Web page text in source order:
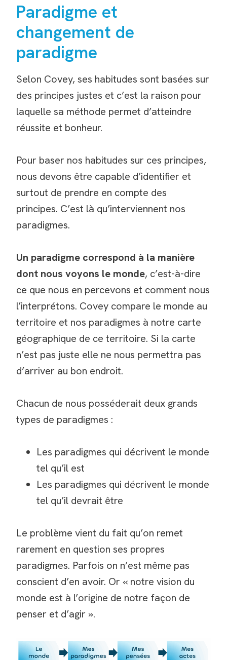
Paradigme et
changement de
paradigme
Selon Covey, ses habitudes sont basées sur
des principes justes et c’est la raison pour
laquelle sa méthode permet d’atteindre
réussite et bonheur.
Pour baser nos habitudes sur ces principes,
nous devons être capable d’identifier et
surtout de prendre en compte des
principes. C’est là qu’interviennent nos
paradigmes.
Un paradigme correspond à la manière
dont nous voyons le monde, c’est-à-dire
ce que nous en percevons et comment nous
l’interprétons. Covey compare le monde au
territoire et nos paradigmes à notre carte
géographique de ce territoire. Si la carte
n’est pas juste elle ne nous permettra pas
d’arriver au bon endroit.
Chacun de nous posséderait deux grands
types de paradigmes :
Les paradigmes qui décrivent le monde
tel qu’il est
Les paradigmes qui décrivent le monde
tel qu’il devrait être
Le problème vient du fait qu’on remet
rarement en question ses propres
paradigmes. Parfois on n’est même pas
conscient d’en avoir. Or « notre vision du
monde est à l’origine de notre façon de
penser et d’agir ».